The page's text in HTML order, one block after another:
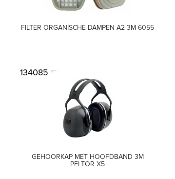
FILTER ORGANISCHE DAMPEN A2 3M 6055
134085
GEHOORKAP MET HOOFDBAND 3M
PELTOR X5